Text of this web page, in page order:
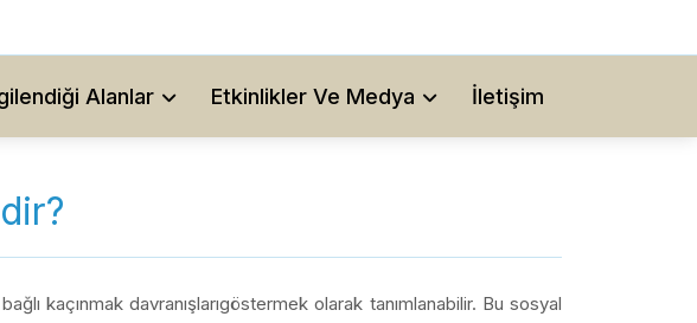
Alanlar Etkinlikler Ve Medya İletişim
kaçınmak davranışlarıgöstermek olarak tanımlanabilir. Bu sosyal